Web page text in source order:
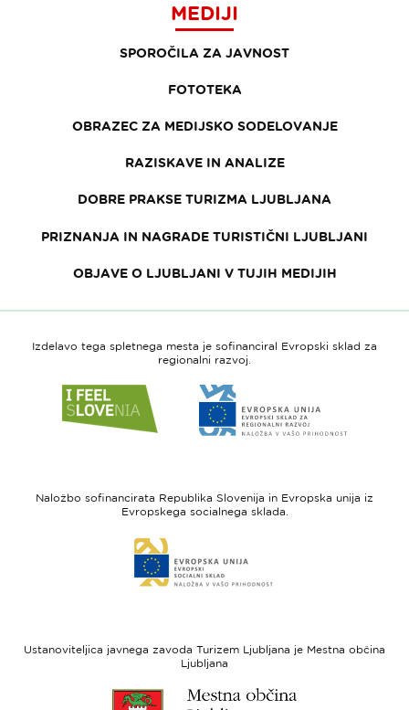
MEDIJI
SPOROČILA ZA JAVNOST
FOTOTEKA
OBRAZEC ZA MEDIJSKO SODELOVANJE
RAZISKAVE IN ANALIZE
DOBRE PRAKSE TURIZMA LJUBLJANA
PRIZNANJA IN NAGRADE TURISTIČNI LJUBLJANI
OBJAVE O LJUBLJANI V TUJIH MEDIJIH
Izdelavo tega spletnega mesta je sofinanciral Evropski sklad za
regionalni razvoj.
do
spletne
Slovenia
do
spletne
-
regionalni
Naložbo sofinancirata Republika Slovenija in Evropska unija iz
Evropskega socialnega sklada.
do
spletne
sklad
Ustanoviteljica javnega zavoda Turizem Ljubljana je Mestna občina
Ljubljana